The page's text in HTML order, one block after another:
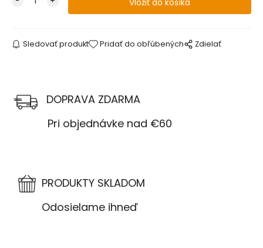
Sledovať produkt Pridať do obľúbených Zdielať
DOPRAVA ZDARMA
Pri objednávke nad €60
PRODUKTY SKLADOM
Odosielame ihneď